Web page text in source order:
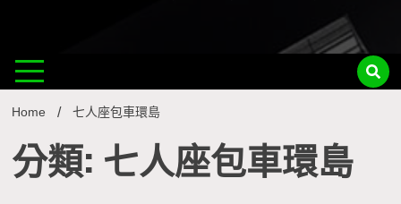
Home 七人座包車環島
分類: 七人座包車環島